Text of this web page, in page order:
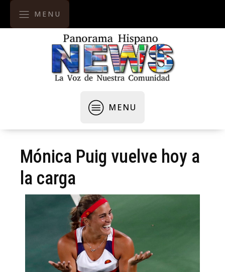
MENU
MENU
Mónica Puig vuelve hoy a
la carga